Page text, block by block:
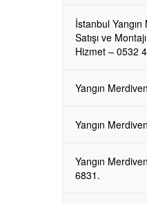
İstanbul Yangın
Satışı ve
Hizmet – 0532
Yangın
Yangın
Yangın
6831.